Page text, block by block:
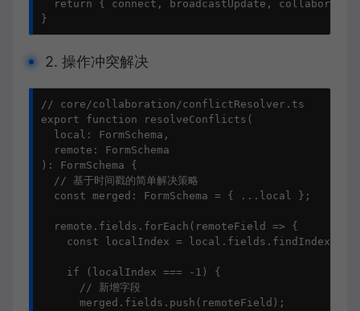
return { connect, broadcastUpdate,
}
2. 操作冲突解决
// core/collaboration/conflictResolver.ts
export function resolveConflicts(
  local: FormSchema,
  remote: FormSchema
): FormSchema {
  // 基于时间戳的简单解决策略
  const merged: FormSchema = { ...local };
  remote.fields.forEach(remoteField => {
const localIndex = local.fields.findIndex(f
    if (localIndex === -1) {
      // 新增字段
      merged.fields.push(remoteField);